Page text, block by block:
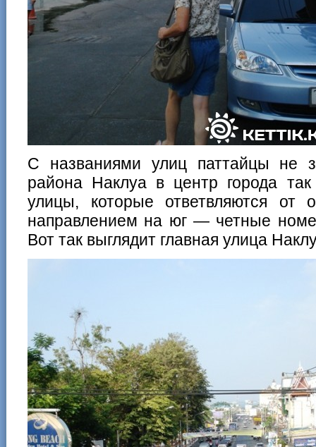
C названиями улиц паттайцы не
района Наклуа в центр города
улицы, которые ответвляются от
направлением на юг — четные
Вот так выглядит главная улица